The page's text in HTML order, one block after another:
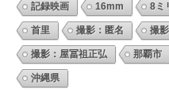
記録映画 16mm 8ミ
首里 撮影：匿名 撮
撮影：屋冨祖正弘 那覇市
沖縄県